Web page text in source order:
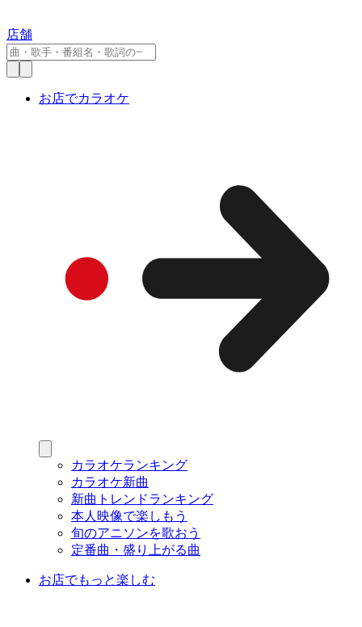
店舗
お店でカラオケ
カラオケランキング
カラオケ新曲
新曲トレンドランキング
本人映像で楽しもう
旬のアニソンを歌おう
定番曲・盛り上がる曲
お店でもっと楽しむ